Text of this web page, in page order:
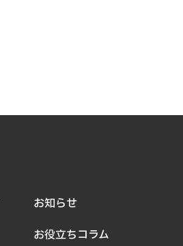
お知らせ
お役立ちコラム